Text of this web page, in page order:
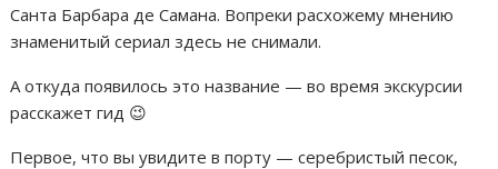
Санта Барбара де Самана. Вопреки расхожему мнению
знаменитый сериал здесь не снимали.
А откуда появилось это название — во время экскурсии
расскажет гид 😉
Первое, что вы увидите в порту — серебристый песок,